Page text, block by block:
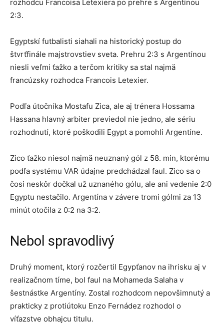
rozhodcu Francoisa Letexiera po prehre s Argentínou
2:3.
Egyptskí futbalisti siahali na historický postup do
štvrťfinále majstrovstiev sveta. Prehru 2:3 s Argentínou
niesli veľmi ťažko a terčom kritiky sa stal najmä
francúzsky rozhodca Francois Letexier.
Podľa útočníka Mostafu Zica, ale aj trénera Hossama
Hassana hlavný arbiter previedol nie jedno, ale sériu
rozhodnutí, ktoré poškodili Egypt a pomohli Argentíne.
Zico ťažko niesol najmä neuznaný gól z 58. min, ktorému
podľa systému VAR údajne predchádzal faul. Zico sa o
čosi neskôr dočkal už uznaného gólu, ale ani vedenie 2:0
Egyptu nestačilo. Argentína v závere tromi gólmi za 13
minút otočila z 0:2 na 3:2.
Nebol spravodlivý
Druhý moment, ktorý rozčertil Egypťanov na ihrisku aj v
realizačnom tíme, bol faul na Mohameda Salaha v
šestnástke Argentíny. Zostal rozhodcom nepovšimnutý a
prakticky z protiútoku Enzo Fernádez rozhodol o
víťazstve obhajcu titulu.